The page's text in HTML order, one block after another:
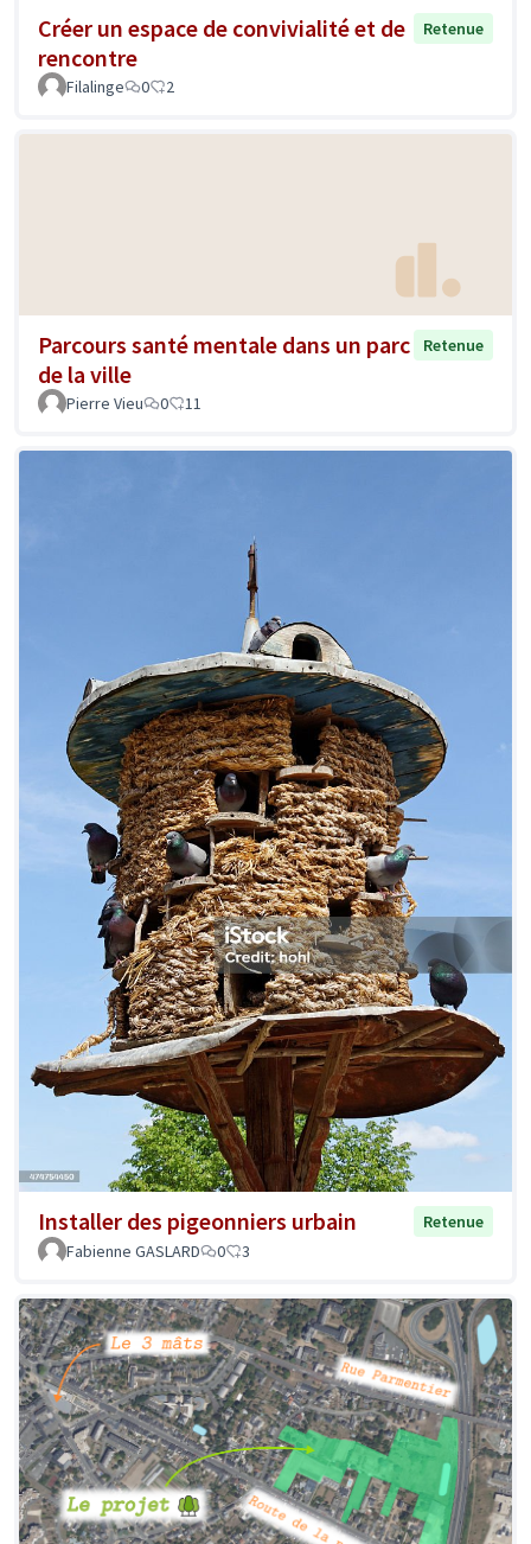
Créer un espace de convivialité et de
rencontre
Retenue
Filalinge 0 2
Parcours santé mentale dans un parc
de la ville
Retenue
Pierre Vieu 0 11
Installer des pigeonniers urbain
Retenue
Fabienne GASLARD
0 3